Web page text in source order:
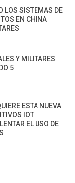
LOS SISTEMAS DE
EN CHINA
Y MILITARES
5
ESTA NUEVA
IOT
EL USO DE